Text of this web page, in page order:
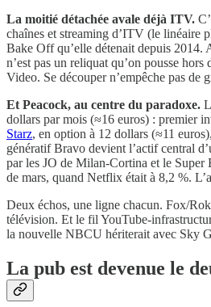
La moitié détachée avale déjà ITV.
chaînes et streaming d’ITV (le
Bake Off qu’elle détenait depuis 2014.
n’est pas un reliquat qu’on pousse
Video. Se découper n’empêche pas de
Et Peacock, au centre du paradoxe.
dollars par mois (≈16 euros) : premier
Starz, en option à 12 dollars (≈11
génératif Bravo devient l’actif central
par les JO de Milan-Cortina et le
de mars, quand Netflix était à 8,2 %.
Deux échos, une ligne chacun. Fox/
télévision. Et le fil YouTube-
la nouvelle NBCU hériterait avec Sky
La pub est devenue le